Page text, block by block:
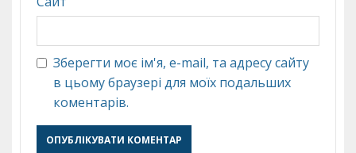
Зберегти моє ім'я, e-mail, та адресу сайту
в цьому браузері для моїх подальших
коментарів.